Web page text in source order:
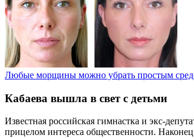
Любые морщины можно убрать простым
Кабаева вышла в свет с детьми
Известная российская гимнастка и экс-
прицелом интереса общественности.